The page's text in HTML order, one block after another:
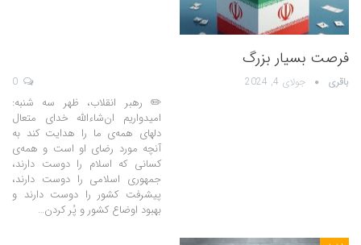
فرصت بسیار بزرگ
باقری جولای 4, 2024
✏️ رهبر انقلاب، ظهر سه شنبه:
امیدواریم ان‌شاءاللّه خدای متعال
دلهای همه‌ی ما را هدایت کند به
آنچه مورد رضای او است و همه‌ی
کسانی که اسلام را دوست دارند،
جمهوری اسلامی را دوست دارند،
پیشرفت کشور را دوست دارند و
بهبود اوضاع کشور و پُر کردن…